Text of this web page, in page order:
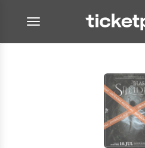
desplegar navegación